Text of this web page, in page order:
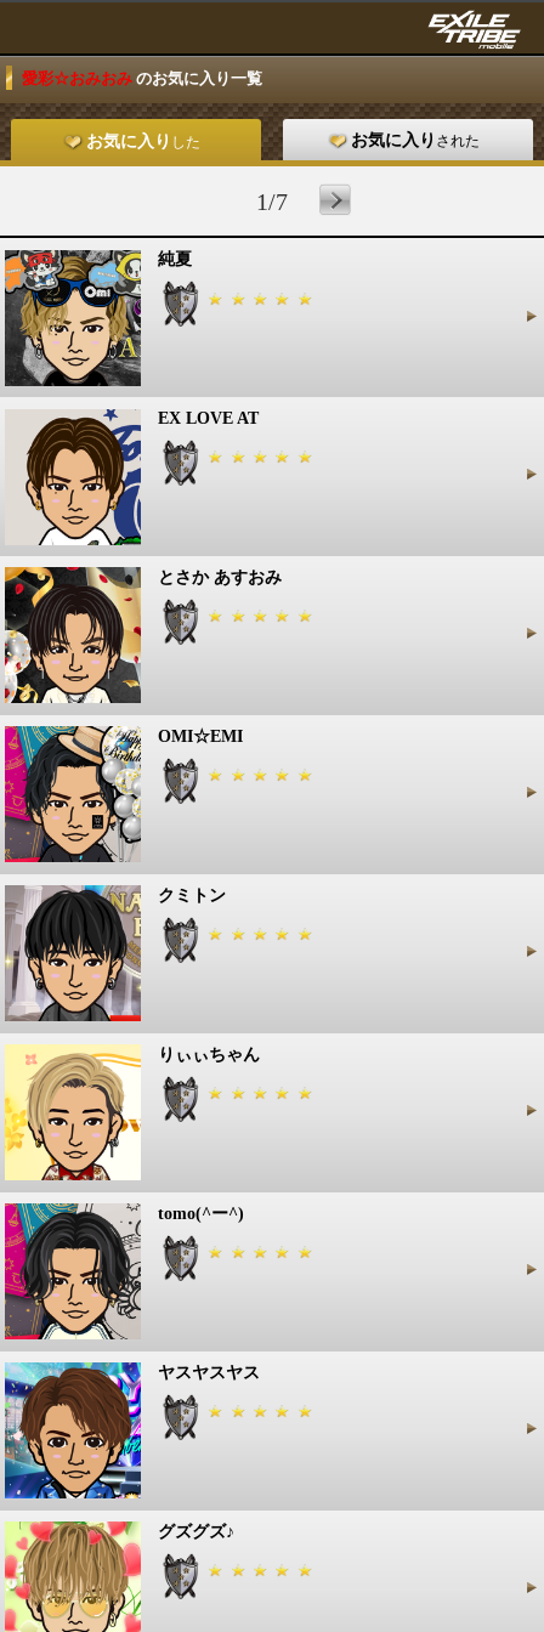
愛彩☆おみおみ のお気に入り一覧
お気に入り した お気に入り された
1/7
純夏
EX LOVE AT
とさか あすおみ
OMI☆EMI
クミトン
りぃぃちゃん
tomo(^ー^)
ヤスヤスヤス
グズグズ♪